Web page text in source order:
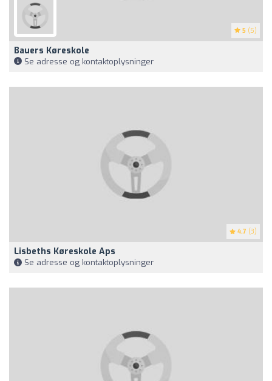
5 (5)
Bauers Køreskole
Se adresse og kontaktoplysninger
4.7 (3)
Lisbeths Køreskole Aps
Se adresse og kontaktoplysninger